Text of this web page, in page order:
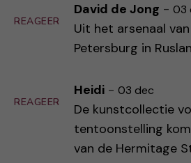
REAGEER
David de Jong - 03
Uit het arsenaal
Petersburg in
REAGEER
Heidi - 03 dec
De kunstcollectie
tentoonstelling
van de Hermitage